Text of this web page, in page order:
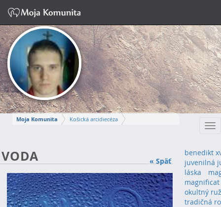
Moja Komunita
Košická arcidiecéza
MIROSLAV
Napísať správu
« Späť
VODA
benedikt
juvenilná
láska
magnificat
okultný
tradičná